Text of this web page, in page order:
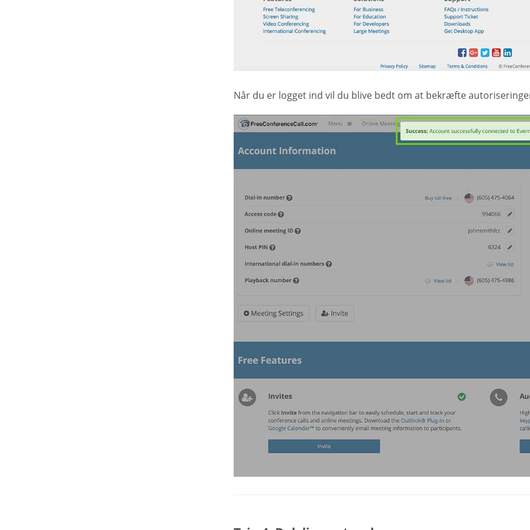
Når du er logget ind vil du blive bedt om at bekræfte